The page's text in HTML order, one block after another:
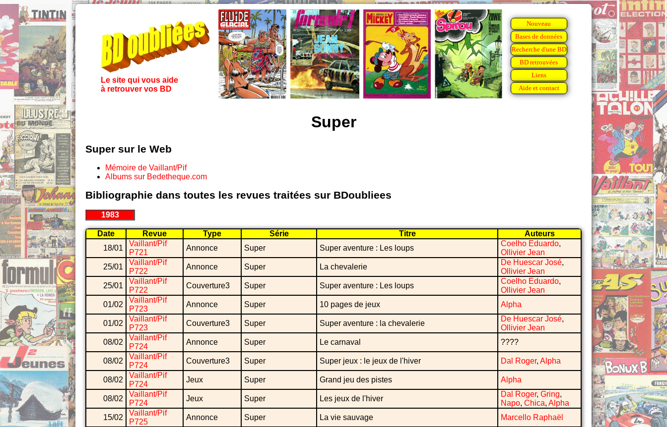
Le site qui vous aide
à retrouver vos BD
Nouveau
Bases de données
Recherche d'une BD
BD retrouvées
Liens
Aide et contact
Super
Super sur le Web
Mémoire de Vaillant/Pif
Albums sur Bedetheque.com
Bibliographie dans toutes les revues traitées sur BDoubliees
1983
Date Revue Type Série Titre
Auteurs
18/01
Vaillant/Pif
P721
Annonce Super Super aventure : Les loups
Coelho Eduardo,
Ollivier Jean
25/01
Vaillant/Pif
P722
Annonce Super La chevalerie
De Huescar José,
Ollivier Jean
25/01
Vaillant/Pif
P722
Couverture3 Super Super aventure : Les loups
Coelho Eduardo,
Ollivier Jean
01/02
Vaillant/Pif
P723
Annonce Super 10 pages de jeux Alpha
01/02
Vaillant/Pif
P723
Couverture3 Super Super aventure : la chevalerie
De Huescar José,
Ollivier Jean
08/02
Vaillant/Pif
P724
Annonce Super Le carnaval ????
08/02
Vaillant/Pif
P724
Couverture3 Super Super jeux : le jeux de l'hiver Dal Roger, Alpha
08/02
Vaillant/Pif
P724
Jeux Super Grand jeu des pistes Alpha
08/02
Vaillant/Pif
P724
Jeux Super Les jeux de l'hiver
Dal Roger, Gring,
Napo, Chica, Alpha
15/02
Vaillant/Pif
P725
Annonce Super La vie sauvage Marcello Raphaël